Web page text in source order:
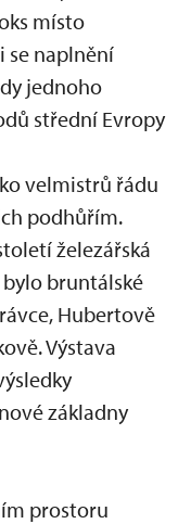
místo
se naplnění
jednoho
střední Evropy
velmistrů řádu
podhůřím.
železářská
bruntálské
Hubertově
Výstava
základny
prostoru